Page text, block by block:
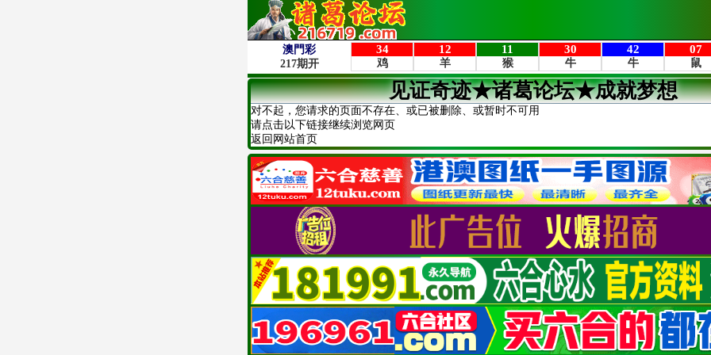
见证奇迹★诸葛论坛★成就梦想
对不起，您请求的页面不存在、或已被删除、或暂时不可用
请点击以下链接继续浏览网页
返回网站首页